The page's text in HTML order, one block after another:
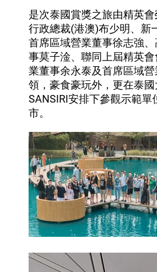
是次泰國賞獎之旅由精英
行政總裁(港澳)布少明、新
首席區域營業董事徐志強
事莫子淦、聯同上屆精英
業董事余永泰及首席區域
領，豪食豪玩外，更在泰
SANSIRI安排下參觀示範單
市。